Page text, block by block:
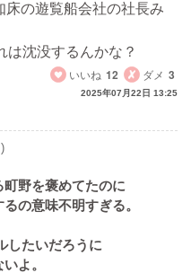
床の遊覧船会社の社長み
は沈没するんかな？
いいね 12 ダメ 3
2025年07月22日 13:25
野を褒めてたのに
の意味不明すぎる。
したいだろうに
よ。